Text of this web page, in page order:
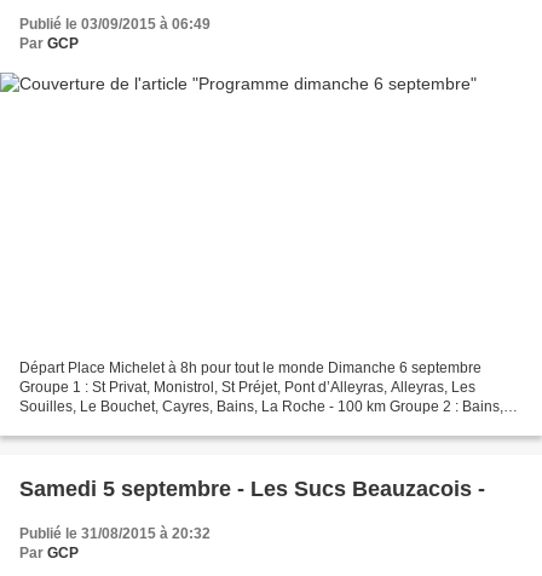
Publié le 03/09/2015 à 06:49
Par GCP
Départ Place Michelet à 8h pour tout le monde Dimanche 6 septembre
Groupe 1 : St Privat, Monistrol, St Préjet, Pont d’Alleyras, Alleyras, Les
Souilles, Le Bouchet, Cayres, Bains, La Roche - 100 km Groupe 2 : Bains,
Samedi 5 septembre - Les Sucs Beauzacois -
Publié le 31/08/2015 à 20:32
Par GCP